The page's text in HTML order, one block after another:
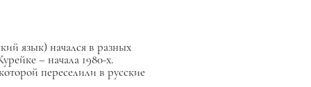
язык) начался в разных
– начала 1980-х.
переселили в русские